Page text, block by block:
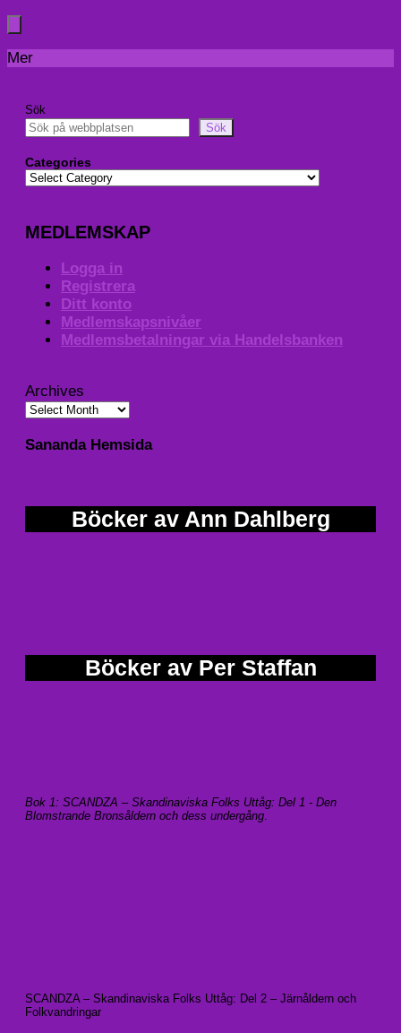
Mer
Sök
Sök
Categories
MEDLEMSKAP
Logga in
Registrera
Ditt konto
Medlemskapsnivåer
Medlemsbetalningar via Handelsbanken
Archives
Sananda Hemsida
Böcker av Ann Dahlberg
Böcker av Per Staffan
Bok 1: SCANDZA – Skandinaviska Folks Uttåg: Del 1 - Den
Blomstrande Bronsåldern och dess undergång
SCANDZA – Skandinaviska Folks Uttåg: Del 2 – Järnåldern och
Folkvandringar